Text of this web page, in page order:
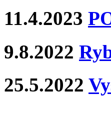
11.4.2023
9.8.2022
25.5.2022